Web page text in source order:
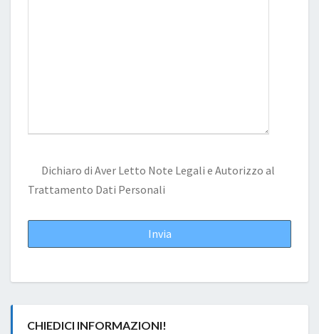
Dichiaro di Aver Letto Note Legali e Autorizzo al
Trattamento Dati Personali
CHIEDICI INFORMAZIONI!